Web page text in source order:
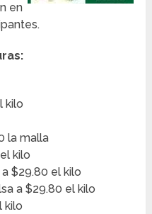
en
kilo
la malla
kilo
$29.80 el kilo
a $29.80 el kilo
kilo